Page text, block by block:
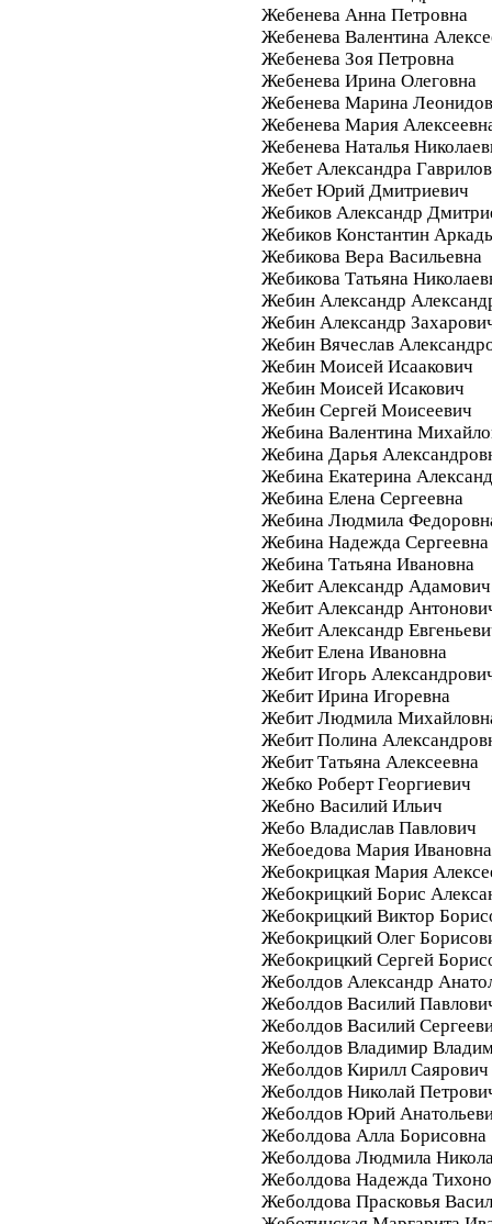
Жебенева Анна Петровна
Жебенева Валентина
Жебенева Зоя Петровна
Жебенева Ирина Олеговна
Жебенева Марина
Жебенева Мария
Жебенева Наталья
Жебет Александра
Жебет Юрий Дмитриевич
Жебиков Александр
Жебиков Константин
Жебикова Вера Васильевна
Жебикова Татьяна
Жебин Александр
Жебин Александр
Жебин Вячеслав
Жебин Моисей Исаакович
Жебин Моисей Исакович
Жебин Сергей Моисеевич
Жебина Валентина
Жебина Дарья
Жебина Екатерина
Жебина Елена Сергеевна
Жебина Людмила
Жебина Надежда Сергеевна
Жебина Татьяна Ивановна
Жебит Александр Адамович
Жебит Александр
Жебит Александр
Жебит Елена Ивановна
Жебит Игорь
Жебит Ирина Игоревна
Жебит Людмила
Жебит Полина
Жебит Татьяна Алексеевна
Жебко Роберт Георгиевич
Жебно Василий Ильич
Жебо Владислав Павлович
Жебоедова Мария Ивановна
Жебокрицкая Мария
Жебокрицкий Борис
Жебокрицкий Виктор
Жебокрицкий Олег
Жебокрицкий Сергей
Жеболдов Александр
Жеболдов Василий
Жеболдов Василий
Жеболдов Владимир
Жеболдов Кирилл Саярович
Жеболдов Николай
Жеболдов Юрий
Жеболдова Алла Борисовна
Жеболдова Людмила
Жеболдова Надежда
Жеболдова Прасковья